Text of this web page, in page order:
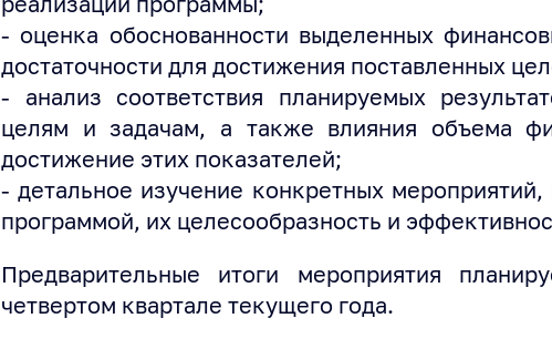
- оценка обоснованности выделенных
достаточности для достижения поставленных
- анализ соответствия планируемых
целям и задачам, а также влияния объема
достижение этих показателей;
- детальное изучение конкретных
программой, их целесообразность и
Предварительные итоги мероприятия
четвертом квартале текущего года.